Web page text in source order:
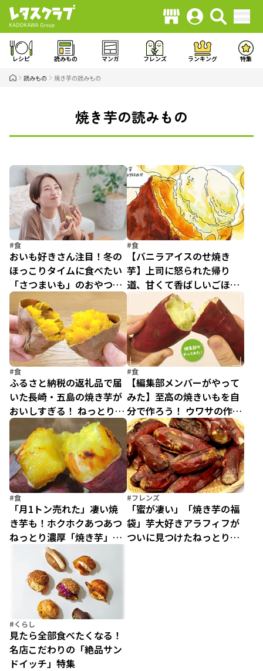
レシピ 読みもの マンガ フレンズ ランキング 特集
読みもの 焼き芋の読みもの
焼き芋の読みもの
#食
おいも好きさん注目！冬の
ほっこりタイムに食べたい
「さつまいも」のおやつ3
選
#食
【バニラアイスのせ焼き
芋】上司に怒られた帰り
道、甘くて香ばしいごほう
びとの出会い／疲れた人に
夜食を届ける出前店2（6）
#食
ふるさと納税の返礼品で届
いた長崎・五島の焼き芋が
おいしすぎる！ ねっとり極
甘のブランド芋の秘密
#食
【編集部メンバーがやって
みた】至高の焼きいもを自
分で作ろう！ ウワサの作り
方を試してみた
#食
「月1トン売れた」凄い焼
き芋も！ホクホクあつあつ
ねっとり濃厚「焼き芋」が
今だけAmazonプライム感
謝祭価格になっていた【ま
もなく終了】
#フレンズ
「蜜が凄い」「焼き芋の福
袋」芋大好きアラフィフが
ついに見つけたねっとり濃
#くらし
見たら全部食べたくなる！
名店こだわりの「絶品サン
ドイッチ」特集